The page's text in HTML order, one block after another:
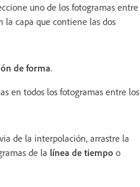
uno de los fotogramas entre
la capa que contiene las dos
de forma.
en todos los fotogramas entre los
de la interpolación, arrastre la
de la línea de tiempo o